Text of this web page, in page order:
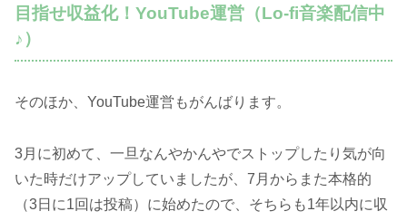
目指せ収益化！YouTube運営（Lo-fi音楽配信中
♪）
そのほか、YouTube運営もがんばります。
3月に初めて、一旦なんやかんやでストップしたり気が向
いた時だけアップしていましたが、7月からまた本格的
（3日に1回は投稿）に始めたので、そちらも1年以内に収